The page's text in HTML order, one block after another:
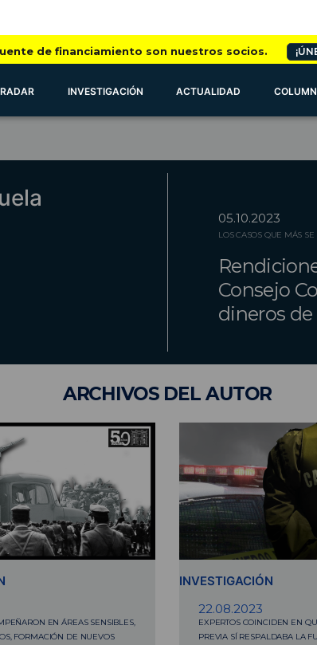
de financiamiento son nuestros socios.
RADAR INVESTIGACIÓN ACTUALIDAD
05.10.2023
LOS CASOS QUE MÁS
Consejo
dineros
ARCHIVOSDEL AUTOR
EN ÁREAS SENSIBLES,
FORMACIÓN DE NUEVOS
INVESTIGACIÓN
22.08.2023
EXPERTOS COINCIDEN EN
PREVIA SÍ RESPALDABA LA